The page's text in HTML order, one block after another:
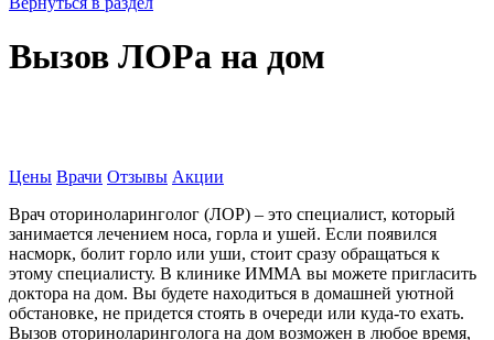
Вызов ЛОРа на дом
Цены Врачи Отзывы Акции
Врач оториноларинголог (ЛОР) – это специалист, который
занимается лечением носа, горла и ушей. Если появился
насморк, болит горло или уши, стоит сразу обращаться к
этому специалисту. В клинике ИММА вы можете пригласить
доктора на дом. Вы будете находиться в домашней уютной
обстановке, не придется стоять в очереди или куда-то ехать.
Вызов оториноларинголога на дом возможен в любое время,